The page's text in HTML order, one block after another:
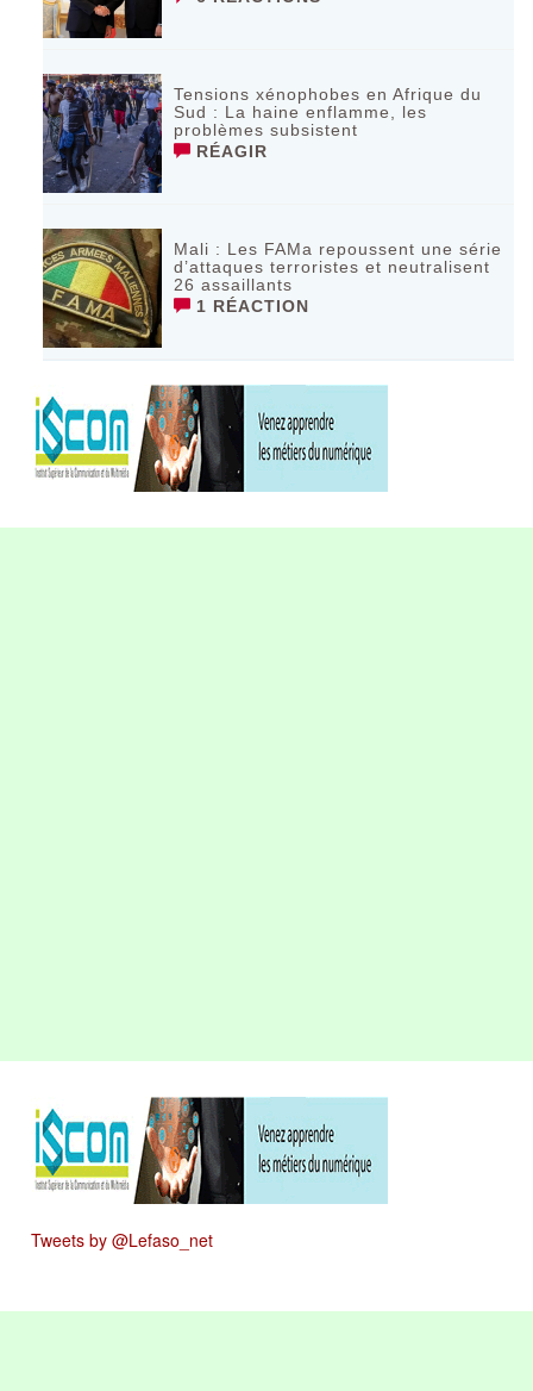
Tensions xénophobes en Afrique du
Sud : La haine enflamme, les
problèmes subsistent
RÉAGIR
Mali : Les FAMa repoussent une série
d’attaques terroristes et neutralisent
26 assaillants
1 RÉACTION
Tweets by @Lefaso_net